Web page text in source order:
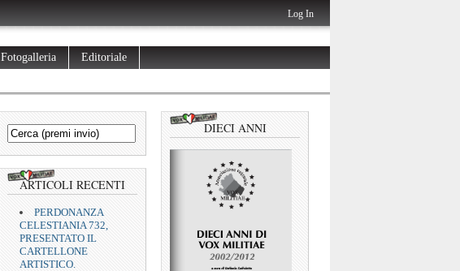
Log In
Fotogalleria Editoriale
ARTICOLI RECENTI
PERDONANZA
CELESTIANIA 732,
PRESENTATO IL
CARTELLONE
ARTISTICO.
DIECI ANNI